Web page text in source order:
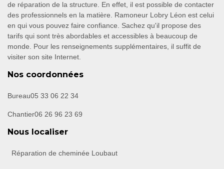
de réparation de la structure. En effet, il est possible de contacter
des professionnels en la matière. Ramoneur Lobry Léon est celui
en qui vous pouvez faire confiance. Sachez qu'il propose des
tarifs qui sont très abordables et accessibles à beaucoup de
monde. Pour les renseignements supplémentaires, il suffit de
visiter son site Internet.
Nos coordonnées
Bureau05 33 06 22 34
Chantier06 26 96 23 69
Nous localiser
Réparation de cheminée Loubaut